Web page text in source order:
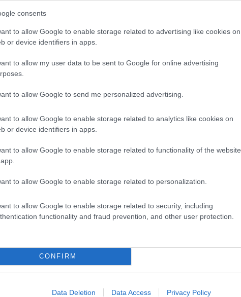
consents
to allow Google to enable storage related to advertising like cookies on
or device identifiers in apps.
to allow my user data to be sent to Google for online advertising
to allow Google to send me personalized advertising.
to allow Google to enable storage related to analytics like cookies on
or device identifiers in apps.
to allow Google to enable storage related to functionality of the website
to allow Google to enable storage related to personalization.
to allow Google to enable storage related to security, including
functionality and fraud prevention, and other user protection.
CONFIRM
Data Deletion Data Access Privacy Policy
1976)
1972)
1959)
Péter, 1987)